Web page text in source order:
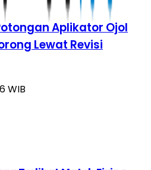
Aplikator Ojol
Lewat Revisi
WIB